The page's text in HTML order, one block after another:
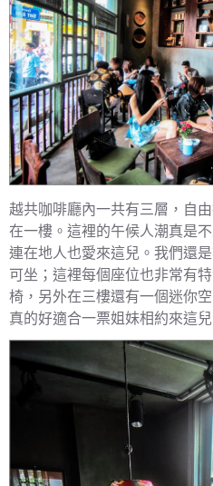
越共咖啡廳內一共有三層，自
在一樓。這裡的午候人潮真是
連在地人也愛來這兒。我們還
可坐；這裡每個座位也非常有
椅，另外在三樓還有一個迷你
真的好適合一票姐妹相約來這